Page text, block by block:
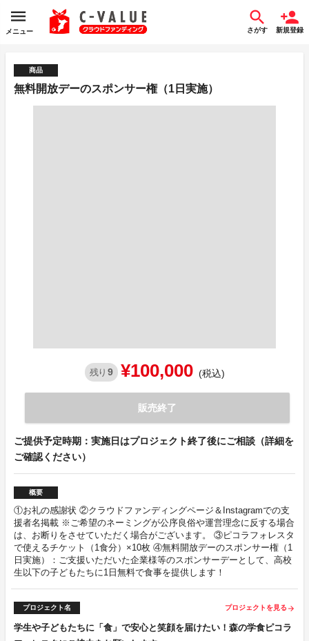
メニュー さがす 新規登録
商品
無料開放デーのスポンサー権（1日実施）
残り 9 ¥100,000 (税込)
販売終了
ご提供予定時期：実施日はプロジェクト終了後にご相談（詳細を
ご確認ください）
概要
①お礼の感謝状 ②クラウドファンディングページ＆Instagramでの支
援者名掲載 ※ご希望のネーミングが公序良俗や運営理念に反する場合
は、お断りをさせていただく場合がございます。 ③ピコラフォレスタ
で使えるチケット（1食分）×10枚 ④無料開放デーのスポンサー権（1
日実施）：ご支援いただいた企業様等のスポンサーデーとして、高校
生以下の子どもたちに1日無料で食事を提供します！
プロジェクト名 プロジェクトを見る arrow_forward
学生や子どもたちに「食」で安心と笑顔を届けたい！森の学食ピコラ